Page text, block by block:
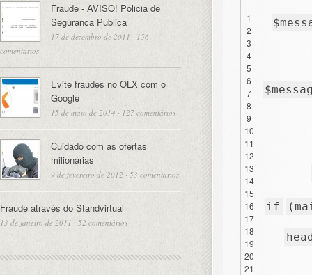
1
2
3
4
5
6
7
8
9
10
11
12
13
14
15
16
17
18
19
20
21
if
Fraude - AVISO! Policia de
Seguranca Publica
17 de dezembro de 2011 · 156
comentários
Evite fraudes no OLX com o
Google
15 de maio de 2014 · 127 comentários
Cuidado com as ofertas
milionárias
9 de fevereiro de 2012 · 53 comentários
Fraude através do Standvirtual
13 de janeiro de 2011 · 52 comentários